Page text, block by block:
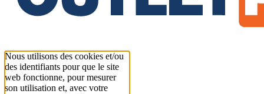
Nous utilisons des cookies et/ou
des identifiants pour que le site
web fonctionne, pour mesurer
son utilisation et, avec votre